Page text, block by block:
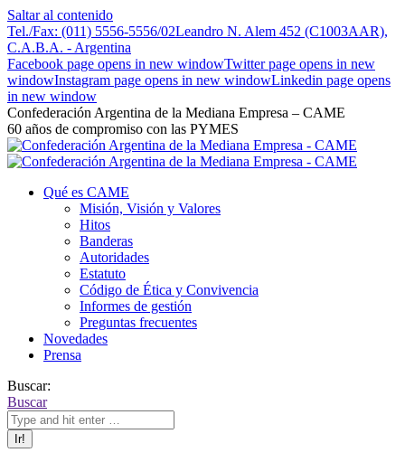
Saltar al contenido
Tel./Fax: (011) 5556-5556/02Leandro N. Alem 452 (C1003AAR),
C.A.B.A. - Argentina
Facebook page opens in new windowTwitter page opens in new
windowInstagram page opens in new windowLinkedin page opens
in new window
Confederación Argentina de la Mediana Empresa – CAME
60 años de compromiso con las PYMES
Qué es CAME
Misión, Visión y Valores
Hitos
Banderas
Autoridades
Estatuto
Código de Ética y Convivencia
Informes de gestión
Preguntas frecuentes
Novedades
Prensa
Buscar:
Buscar